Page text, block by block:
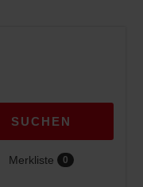
SUCHEN
Merkliste 0